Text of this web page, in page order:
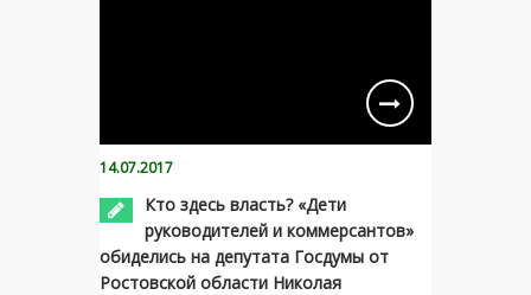
14.07.2017
Кто здесь власть? «Дети
руководителей и коммерсантов»
обиделись на депутата Госдумы от
Ростовской области Николая